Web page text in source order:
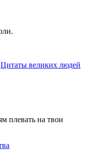
Цитаты великих людей
плевать на твои